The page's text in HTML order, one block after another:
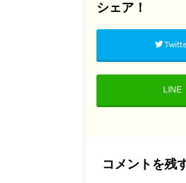
シェア！
LINE
コメントを残